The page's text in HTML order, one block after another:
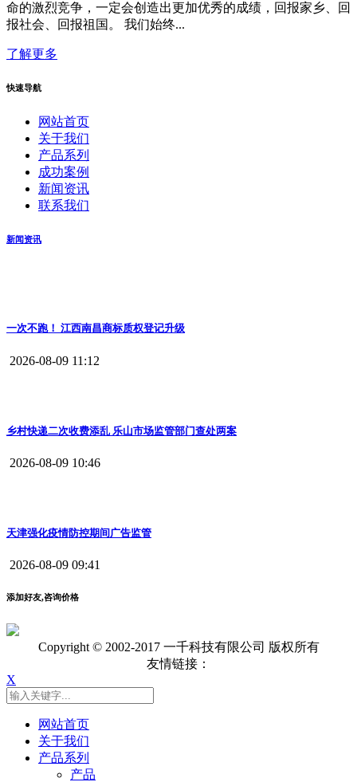
命的激烈竞争，一定会创造出更加优秀的成绩，回报家乡、回
报社会、回报祖国。 我们始终...
了解更多
快速导航
网站首页
关于我们
产品系列
成功案例
新闻资讯
联系我们
新闻资讯
一次不跑！ 江西南昌商标质权登记升级
2026-08-09 11:12
乡村快递二次收费添乱 乐山市场监管部门查处两案
2026-08-09 10:46
天津强化疫情防控期间广告监管
2026-08-09 09:41
添加好友,咨询价格
Copyright © 2002-2017 一千科技有限公司 版权所有
友情链接：
X
网站首页
关于我们
产品系列
产品